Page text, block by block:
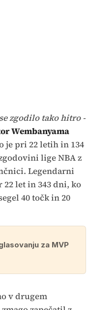
zgodilo tako hitro -
Wembanyama
je pri 22 letih in 134
lige NBA z
Legendarni
let in 343 dni, ko
40 točk in 20
za MVP
v drugem